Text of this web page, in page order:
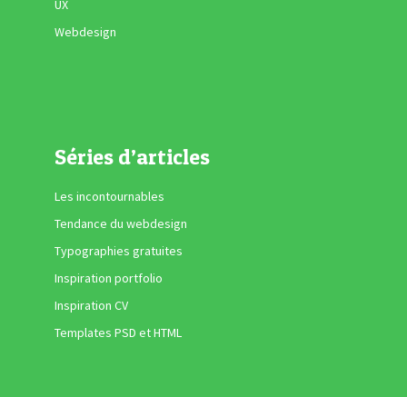
UX
Webdesign
Séries d’articles
Les incontournables
Tendance du webdesign
Typographies gratuites
Inspiration portfolio
Inspiration CV
Templates PSD et HTML